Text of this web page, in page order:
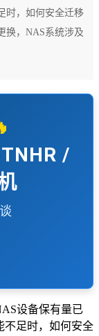
时，如何安全迁移
换，NAS系统涉及
/
设备保有量已
不足时，如何安全